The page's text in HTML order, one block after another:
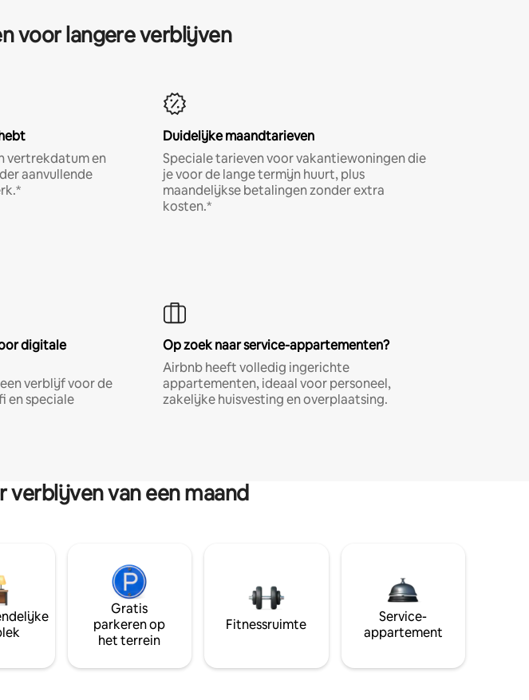
voor langere verblijven
vertrekdatum en
aanvullende
Duidelijke maandtarieven
Speciale tarieven voor vakantiewoningen die
je voor de lange termijn huurt, plus
maandelijkse betalingen zonder extra
kosten.*
digitale
verblijf voor de
en speciale
Op zoek naar service-appartementen?
Airbnb heeft volledig ingerichte
appartementen, ideaal voor personeel,
zakelijke huisvesting en overplaatsing.
verblijven van een maand
Gratis
parkeren op
het terrein
Fitnessruimte
Service-
appartement